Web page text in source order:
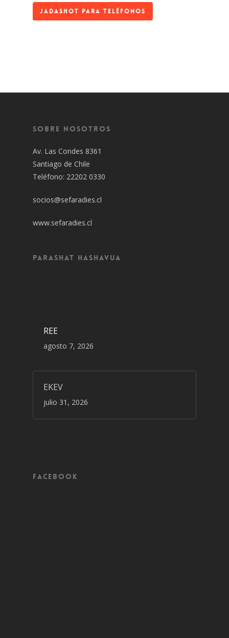
JADASHOT PARA TELÉFONOS
Sobre Nosotros
Av. Las Condes 8361
Santiago de Chile
Teléfono: 22202 0330
socios@sefaradies.cl
www.sefaradies.cl
Parashat Hashavua
REE
agosto 7, 2026
EKEV
julio 31, 2026
Facebook